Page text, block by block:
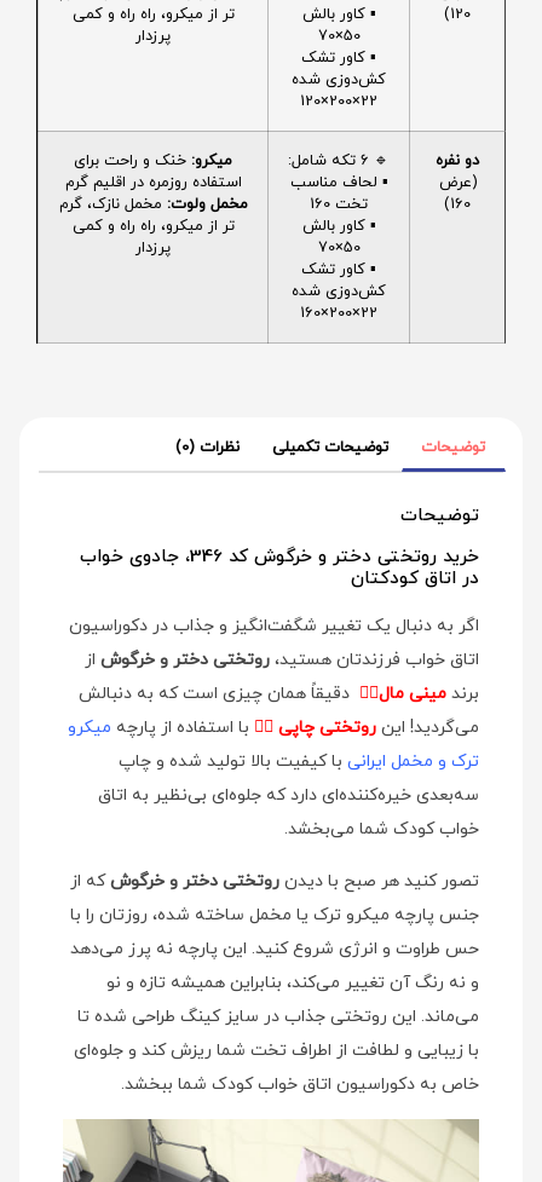
120)
▪️ کاور بالش
50×70
▪️ کاور تشک
کش‌دوزی شده
22×200×120
تر از میکرو، راه راه و کمی
پرزدار
دو نفره
(عرض
160)
🔹 6 تکه شامل:
▪️ لحاف مناسب
تخت 160
▪️ کاور بالش
50×70
▪️ کاور تشک
کش‌دوزی شده
22×200×160
میکرو: خنک و راحت برای
استفاده روزمره در اقلیم گرم
مخمل ولوت: مخمل نازک، گرم
تر از میکرو، راه راه و کمی
پرزدار
توضیحات توضیحات تکمیلی نظرات (0)
توضیحات
خرید روتختی دختر و خرگوش کد 346، جادوی خواب
در اتاق کودکتان
اگر به دنبال یک تغییر شگفت‌انگیز و جذاب در دکوراسیون
اتاق خواب فرزندتان هستید، روتختی دختر و خرگوش از
برند مینی مال👉🏻 دقیقاً همان چیزی است که به دنبالش
می‌گردید! این روتختی چاپی 👉🏻 با استفاده از پارچه میکرو
ترک و مخمل ایرانی با کیفیت بالا تولید شده و چاپ
سه‌بعدی خیره‌کننده‌ای دارد که جلوه‌ای بی‌نظیر به اتاق
خواب کودک شما می‌بخشد.
تصور کنید هر صبح با دیدن روتختی دختر و خرگوشکه از
جنس پارچه میکرو ترک یا مخمل ساخته شده، روزتان را با
حس طراوت و انرژی شروع کنید. این پارچه نه پرز می‌دهد
و نه رنگ آن تغییر می‌کند، بنابراین همیشه تازه و نو
می‌ماند. این روتختی جذاب در سایز کینگ طراحی شده تا
با زیبایی و لطافت از اطراف تخت شما ریزش کند و جلوه‌ای
خاص به دکوراسیون اتاق خواب کودک شما ببخشد.